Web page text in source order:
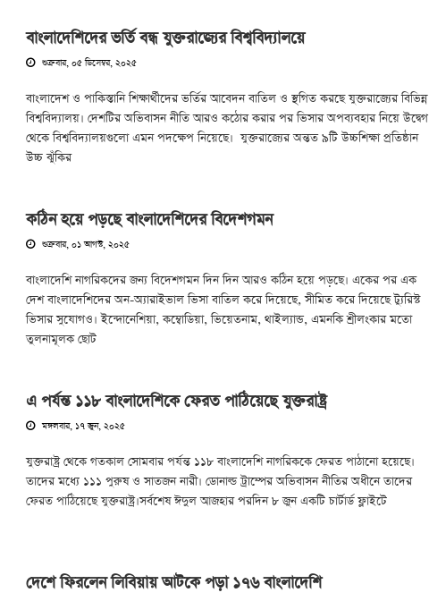
বাংলাদেশিদের ভর্তি বন্ধ যুক্তরাজ্যের বিশ্ববিদ্যালয়ে
শুক্রবার, ০৫ ডিসেম্বর, ২০২৫
বাংলাদেশ ও পাকিস্তানি শিক্ষার্থীদের ভর্তির আবেদন বাতিল ও স্থগিত করছে যুক্তরাজ্যের বিভিন্ন
বিশ্ববিদ্যালয়। দেশটির অভিবাসন নীতি আরও কঠোর করার পর ভিসার অপব্যবহার নিয়ে উদ্বেগ
থেকে বিশ্ববিদ্যালয়গুলো এমন পদক্ষেপ নিয়েছে। যুক্তরাজ্যের অন্তত ৯টি উচ্চশিক্ষা প্রতিষ্ঠান
উচ্চ ঝুঁকির
কঠিন হয়ে পড়ছে বাংলাদেশিদের বিদেশগমন
শুক্রবার, ০১ আগস্ট, ২০২৫
বাংলাদেশি নাগরিকদের জন্য বিদেশগমন দিন দিন আরও কঠিন হয়ে পড়ছে। একের পর এক
দেশ বাংলাদেশিদের অন-অ্যারাইভাল ভিসা বাতিল করে দিয়েছে, সীমিত করে দিয়েছে ট্যুরিস্ট
ভিসার সুযোগও। ইন্দোনেশিয়া, কম্বোডিয়া, ভিয়েতনাম, থাইল্যান্ড, এমনকি শ্রীলংকার মতো
তুলনামূলক ছোট
এ পর্যন্ত ১১৮ বাংলাদেশিকে ফেরত পাঠিয়েছে যুক্তরাষ্ট্র
মঙ্গলবার, ১৭ জুন, ২০২৫
যুক্তরাষ্ট্র থেকে গতকাল সোমবার পর্যন্ত ১১৮ বাংলাদেশি নাগরিককে ফেরত পাঠানো হয়েছে।
তাদের মধ্যে ১১১ পুরুষ ও সাতজন নারী। ডোনাল্ড ট্রাম্পের অভিবাসন নীতির অধীনে তাদের
ফেরত পাঠিয়েছে যুক্তরাষ্ট্র।সর্বশেষ ঈদুল আজহার পরদিন ৮ জুন একটি চার্টার্ড ফ্লাইটে
দেশে ফিরলেন লিবিয়ায় আটকে পড়া ১৭৬ বাংলাদেশি